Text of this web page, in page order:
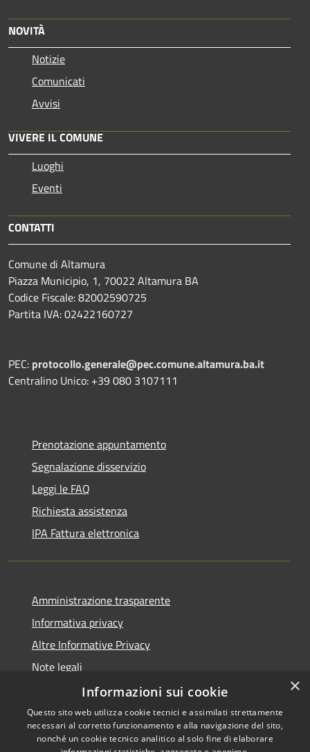
NOVITÀ
Notizie
Comunicati
Avvisi
VIVERE IL COMUNE
Luoghi
Eventi
CONTATTI
Comune di Altamura
Piazza Municipio, 1, 70022 Altamura BA
Codice Fiscale: 82002590725
Partita IVA: 02422160727
PEC: protocollo.generale@pec.comune.altamura.ba.it
Centralino Unico: +39 080 3107111
Prenotazione appuntamento
Segnalazione disservizio
Leggi le FAQ
Richiesta assistenza
IPA Fattura elettronica
Amministrazione trasparente
Informativa privacy
Altre Informative Privacy
Note legali
Dichiarazione di accessibilità
×
Informazioni sui cookie
Questo sito web utilizza cookie tecnici e assimilati strettamente
necessari al corretto funzionamento e alla navigazione del sito,
nonché un cookie tecnico analitico al solo fine di elaborare